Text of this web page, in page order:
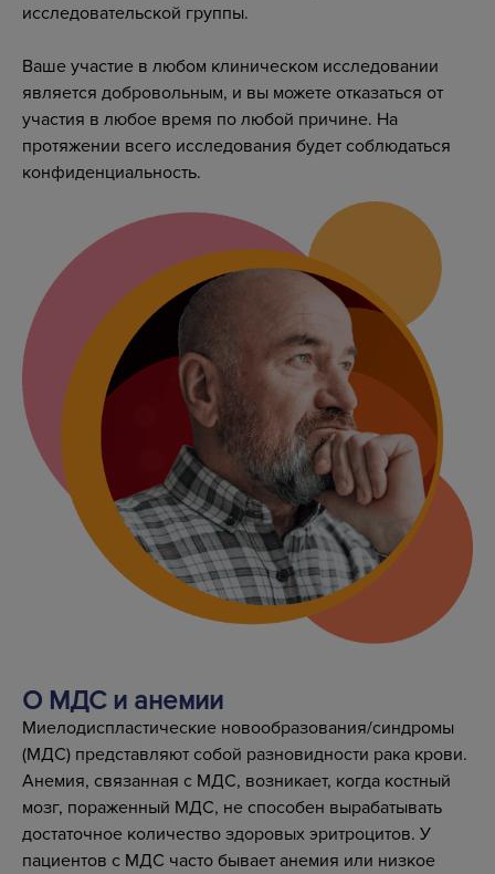
исследовательской группы.
Ваше участие в любом клиническом исследовании
является добровольным, и вы можете отказаться от
участия в любое время по любой причине. На
протяжении всего исследования будет соблюдаться
конфиденциальность.
О МДС и анемии
Миелодиспластические новообразования/синдромы
(МДС) представляют собой разновидности рака крови.
Анемия, связанная с МДС, возникает, когда костный
мозг, пораженный МДС, не способен вырабатывать
достаточное количество здоровых эритроцитов. У
пациентов с МДС часто бывает анемия или низкое